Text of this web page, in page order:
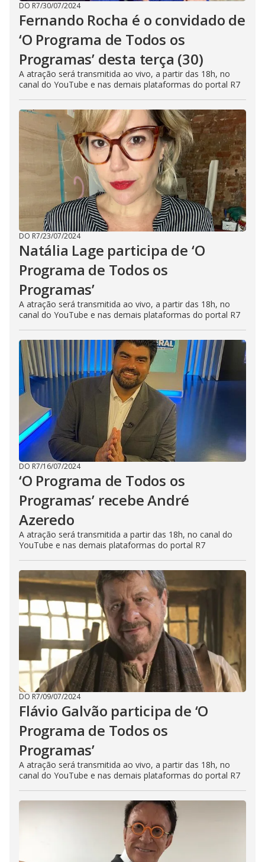
DO R7/30/07/2024
Fernando Rocha é o convidado de
‘O Programa de Todos os
Programas’ desta terça (30)
A atração será transmitida ao vivo, a partir das 18h, no
canal do YouTube e nas demais plataformas do portal R7
DO R7/23/07/2024
Natália Lage participa de ‘O
Programa de Todos os
Programas’
A atração será transmitida ao vivo, a partir das 18h, no
canal do YouTube e nas demais plataformas do portal R7
DO R7/16/07/2024
‘O Programa de Todos os
Programas’ recebe André
Azeredo
A atração será transmitida a partir das 18h, no canal do
YouTube e nas demais plataformas do portal R7
DO R7/09/07/2024
Flávio Galvão participa de ‘O
Programa de Todos os
Programas’
A atração será transmitida ao vivo, a partir das 18h, no
canal do YouTube e nas demais plataformas do portal R7